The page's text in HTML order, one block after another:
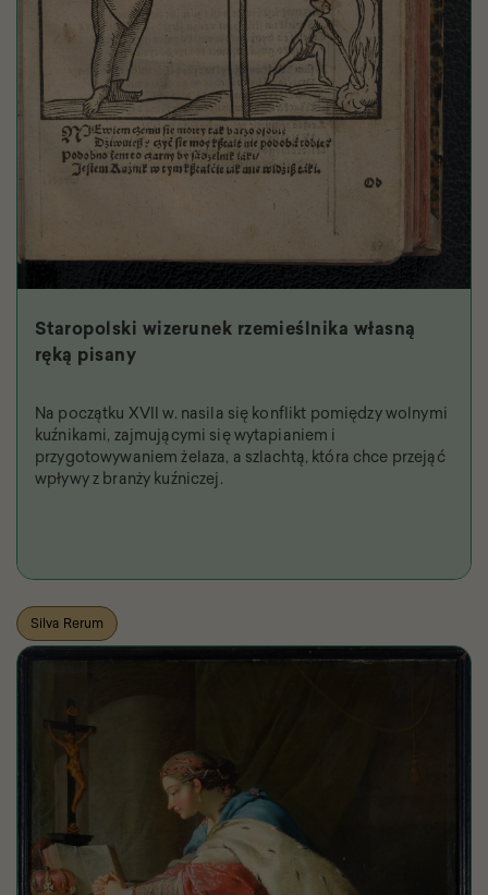
Staropolski wizerunek rzemieślnika własną
ręką pisany
Na początku XVII w. nasila się konflikt pomiędzy wolnymi
kuźnikami, zajmującymi się wytapianiem i
przygotowywaniem żelaza, a szlachtą, która chce przejąć
wpływy z branży kuźniczej.
Silva Rerum